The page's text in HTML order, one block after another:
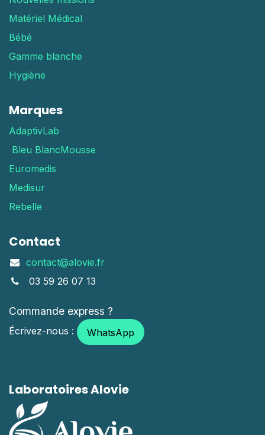
Matériel Médical
Bébé
Gamme blanche
Hygiène
Marques
AdaptivLab
Bleu BlancMousse
Euromedis
Medisur
Rebelle
Contact
contact@alovie.fr
03 59 26 07 13
Commande express ?
Écrivez-nous : WhatsApp
Laboratoires Alovie